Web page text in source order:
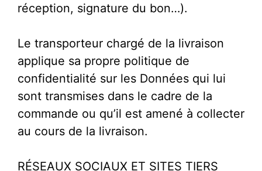
réception, signature du bon…).
Le transporteur chargé de la livraison
applique sa propre politique de
confidentialité sur les Données qui lui
sont transmises dans le cadre de la
commande ou qu’il est amené à collecter
au cours de la livraison.
RÉSEAUX SOCIAUX ET SITES TIERS